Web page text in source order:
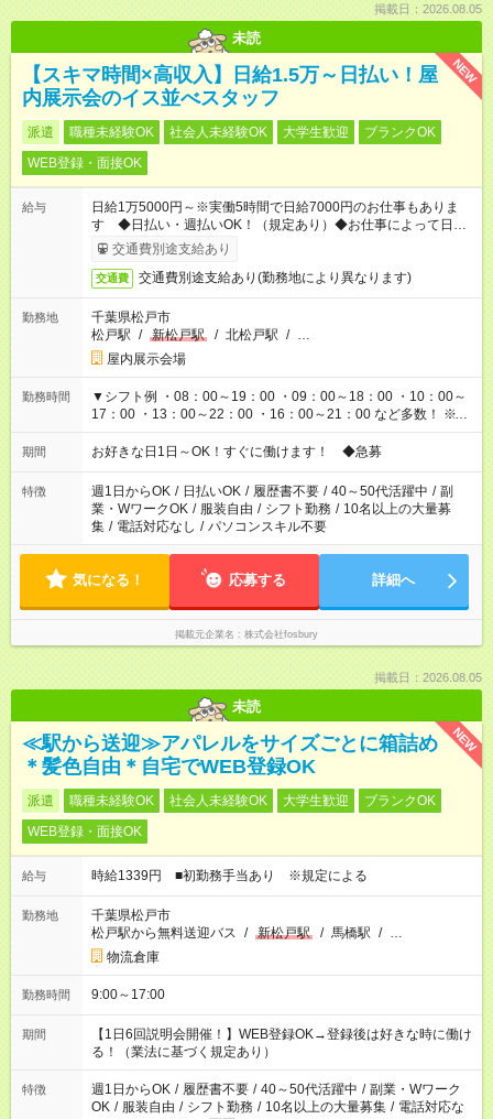
掲載日：2026.08.05
未読
NEW
【スキマ時間×高収入】日給1.5万～日払い！屋
内展示会のイス並べスタッフ
派遣 職種未経験OK 社会人未経験OK 大学生歓迎
ブランクOK
WEB登録・面接OK
給与
日給1万5000円～※実働5時間で日給7000円のお仕事もありま
す ◆日払い・週払いOK！（規定あり）◆お仕事によって日給も
異なります
交通費別途支給あり
交通費 交通費別途支給あり(勤務地により異なります)
勤務地
千葉県松戸市
松戸駅 / 新松戸駅 / 北松戸駅 / …
屋内展示会場
勤務時間
▼シフト例 ・08：00～19：00 ・09：00～18：00 ・10：00～
17：00 ・13：00～22：00 ・16：00～21：00 など多数！ ※お
仕事により勤務時間が異なります
期間 お好きな日1日～OK！すぐに働けます！ ◆急募
特徴 週1日からOK / 日払いOK / 履歴書不要 / 40～50代活躍中 / 副
業・WワークOK / 服装自由 / シフト勤務 / 10名以上の大量募
集 / 電話対応なし / パソコンスキル不要
気になる！ 応募する 詳細へ
掲載元企業名 株式会社fosbury
掲載日：2026.08.05
未読
NEW
≪駅から送迎≫アパレルをサイズごとに箱詰め
＊髪色自由＊自宅でWEB登録OK
派遣 職種未経験OK 社会人未経験OK 大学生歓迎
ブランクOK
WEB登録・面接OK
給与 時給1339円 ■初勤務手当あり ※規定による
勤務地
千葉県松戸市
松戸駅から無料送迎バス / 新松戸駅 / 馬橋駅 / …
物流倉庫
勤務時間 9:00～17:00
期間
【1日6回説明会開催！】WEB登録OK→登録後は好きな時に働け
る！（業法に基づく規定あり）
特徴 週1日からOK / 履歴書不要 / 40～50代活躍中 / 副業・Wワーク
OK / 服装自由 / シフト勤務 / 10名以上の大量募集 / 電話対応な